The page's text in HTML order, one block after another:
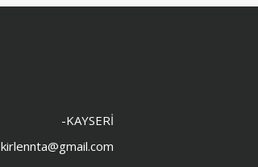
-KAYSERİ
kirlennta@gmail.com